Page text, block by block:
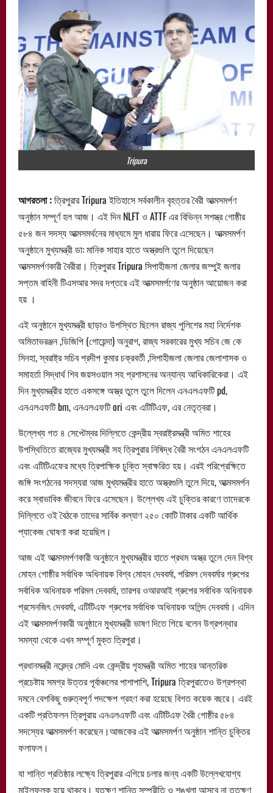
Tripura
আগরতলা :ত্রিপুরার Tripura ইতিহাসে সর্বকালীন বৃহত্তর বৈরী আত্মসমর্পণ
অনুষ্ঠান সম্পূর্ণ হল আজ। এই দিন NLFT ও ATTF এর বিভিন্ন সশস্ত্র গোষ্ঠীর
৫৮৪ জন সদস্য আত্মসমর্থনের মাধ্যমে মুল ধারায় ফিরে এসেছেন। আত্মসমর্পণ
অনুষ্ঠানে মুখ্যমন্ত্রী ডা: মানিক সাহার হাতে অস্ত্রগুলি তুলে দিয়েছেন
আত্মসমর্পণকারী বৈরীরা। ত্রিপুরার Tripura সিপাহীজলা জেলার জম্পুই জলার
সপ্তম বাহিনী টিএসআর সদর দপ্তরে এই আত্মসমর্পণের অনুষ্ঠান আয়োজন করা
হয় ।
এই অনুষ্ঠানে মুখ্যমন্ত্রী ছাড়াও উপস্থিত ছিলেন রাজ্য পুলিশের মহা নির্দেশক
অমিতাভরঞ্জন ,ডিজিপি (গোয়েন্দা) অনুরাগ, রাজ্য সরকারের মুখ্য সচিব জে কে
সিনহা, স্বরাষ্ট্র সচিব প্রদীপ কুমার চক্রবর্তী ,সিপাহীজলা জেলার জেলাশাসক ও
সমাহর্তা সিদ্ধার্থ শিব জয়সওয়াল সহ প্রশাসনের অন্যান্য আধিকারিকেরা। এই
দিন মুখ্যমন্ত্রীর হাতে একসঙ্গে অস্ত্র তুলে তুলে দিলেন এনএলএফটি pd,
এনএলএফটি bm, এনএলএফটি ori এবং এটিটিএফ, এর নেতৃত্বরা।
উল্লেখ্য গত ৪ সেপ্টেম্বর দিল্লিতে কেন্দ্রীয় স্বরাষ্ট্রমন্ত্রী অমিত শাহের
উপস্থিতিতে রাজ্যের মুখ্যমন্ত্রী সহ ত্রিপুরার নিষিদ্ধ বৈরী সংগঠন এনএলএফটি
এবং এটিটিএফের মধ্যে ত্রিপাক্ষিক চুক্তি স্বাক্ষরিত হয়। এরই পরিপ্রেক্ষিতে
জঙ্গি সংগঠনের সদস্যরা আজ মুখ্যমন্ত্রীর হাতে অস্ত্রগুলি তুলে দিয়ে, আত্মসমর্পন
করে স্বাভাবিক জীবনে ফিরে এসেছেন। উল্লেখ্য এই চুক্তির কারণে তাদেরকে
দিল্লিতে ওই বৈঠকে তাদের সার্বিক কল্যাণ ২৫০ কোটি টাকার একটি আর্থিক
প্যাকেজ ঘোষণা করা হয়েছিল।
আজ এই আত্মসমর্পণকারী অনুষ্ঠানে মুখ্যমন্ত্রীর হাতে প্রথম অস্ত্র তুলে দেন বিশ্ব
মোহন গোষ্ঠীর সর্বাধিক অধিনায়ক বিশ্ব মোহন দেববর্মা, পরিমল দেববর্মার গ্রুপের
সর্বাধিক অধিনায়ক পরিমল দেববর্মা, তারপর ওআরআই গ্রুপের সর্বাধিক অধিনায়ক
প্রসেনজিৎ দেববর্মা, এটিটিএফ গ্রুপের সর্বাধিক অধিনায়ক অলিন্দ দেববর্মা। এদিন
এই আত্মসমর্পণকারী অনুষ্ঠানে মুখ্যমন্ত্রী ভাষণ দিতে গিয়ে বলেন উগ্রপন্থার
সমস্যা থেকে এখন সম্পূর্ণ মুক্ত ত্রিপুরা।
প্রধানমন্ত্রী নরেন্দ্র মোদি এবং কেন্দ্রীয় গৃহমন্ত্রী অমিত শাহের আন্তরিক
প্রচেষ্টায় সমগ্র উত্তর পূর্বাঞ্চলের পাশাপাশি, Tripura ত্রিপুরাতেও উগ্রপন্থা
দমনে বেশকিছু গুরুত্বপূর্ণ পদক্ষেপ গ্রহণ করা হয়েছে বিগত কয়েক বছরে। এরই
একটি প্রতিফলন ত্রিপুরায় এনএলএফটি এবং এটিটিএফ বৈরী গোষ্ঠীর ৫৮৪
সদস্যের আত্মসমর্পণ করেছেন।আজকের এই আত্মসমর্পণ অনুষ্ঠান শান্তি চুক্তির
ফলাফল।
যা শান্তি প্রতিষ্ঠার লক্ষ্যে ত্রিপুরার এগিয়ে চলার জন্য একটি উল্লেখযোগ্য
মাইলফলক হয়ে থাকবে। যতক্ষণ শান্তি সম্প্রীতি ও শৃঙ্খলা আসবে না ততক্ষণ